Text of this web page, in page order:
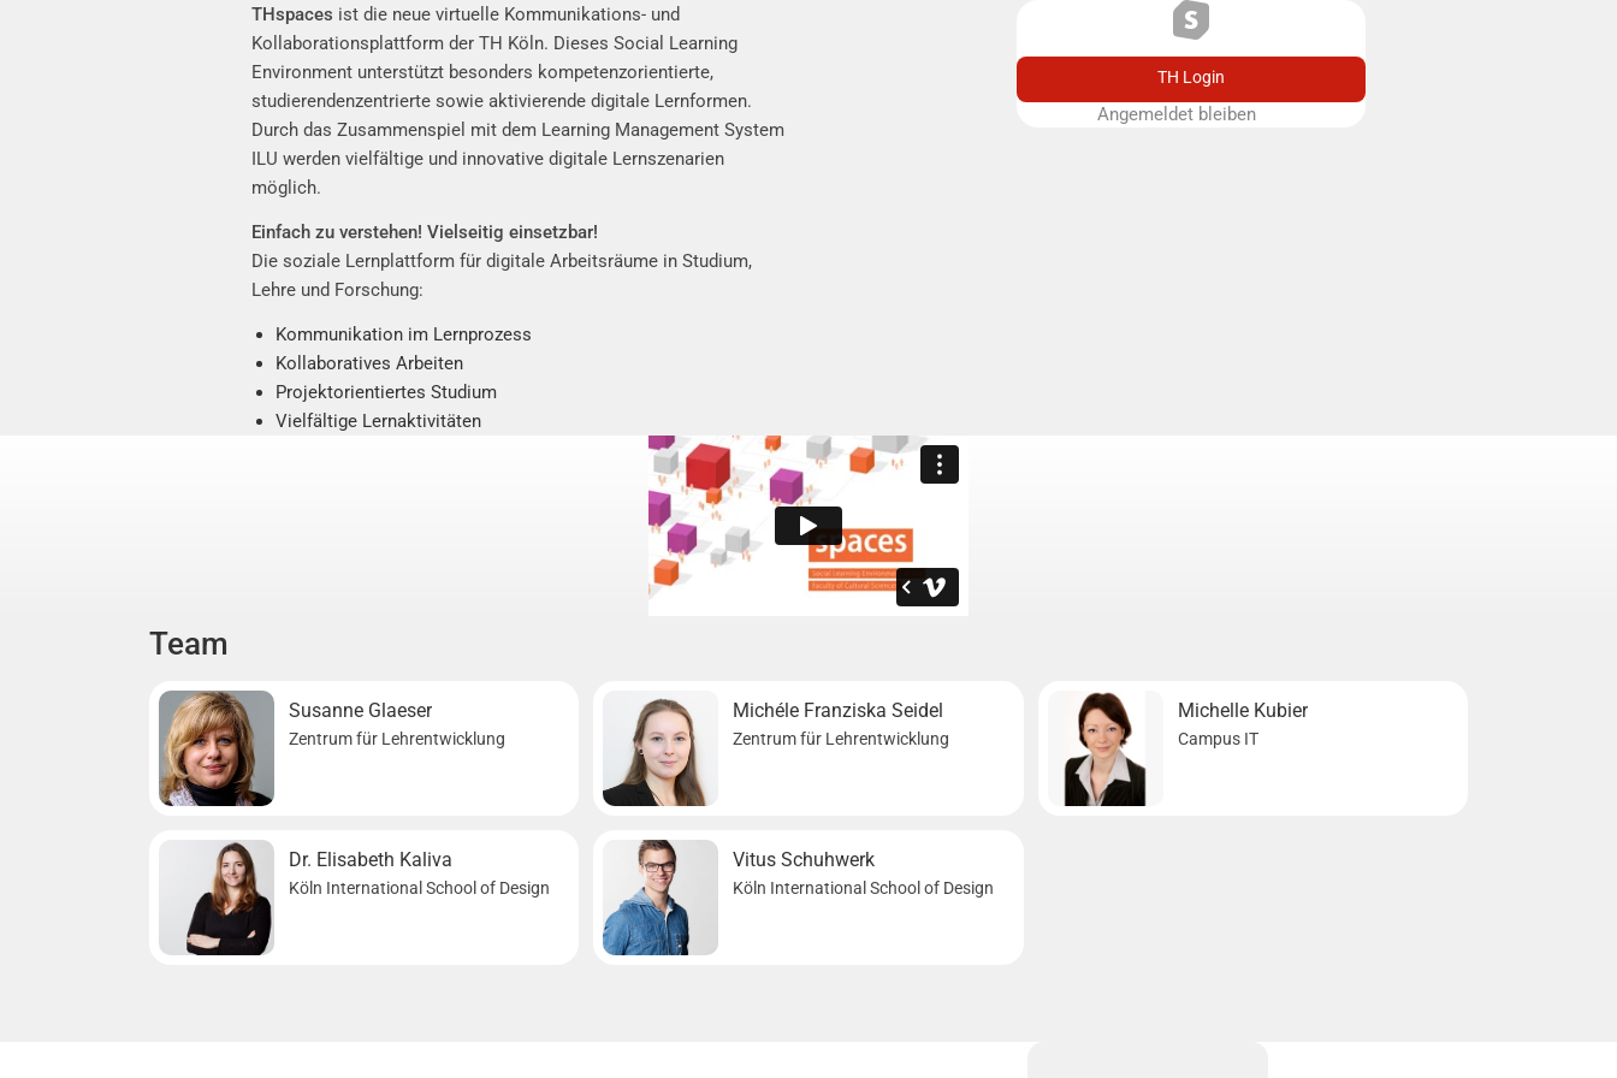
THspaces ist die neue virtuelle Kommunikations- und
Kollaborationsplattform der TH Köln. Dieses Social Learning
Environment unterstützt besonders kompetenzorientierte,
studierendenzentrierte sowie aktivierende digitale Lernformen.
Durch das Zusammenspiel mit dem Learning Management System
ILU werden vielfältige und innovative digitale Lernszenarien
möglich.
Einfach zu verstehen! Vielseitig einsetzbar!
Die soziale Lernplattform für digitale Arbeitsräume in Studium,
Lehre und Forschung:
Kommunikation im Lernprozess
Kollaboratives Arbeiten
Projektorientiertes Studium
Vielfältige Lernaktivitäten
TH Login
Angemeldet bleiben
Team
Susanne Glaeser
Zentrum für Lehrentwicklung
Michéle Franziska Seidel
Zentrum für Lehrentwicklung
Michelle Kubier
Campus IT
Dr. Elisabeth Kaliva
Köln International School of Design
Vitus Schuhwerk
Köln International School of Design